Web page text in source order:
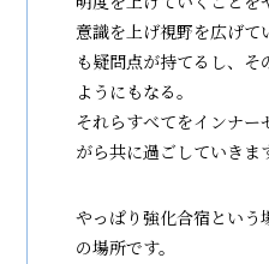
意識を上げ視野を広げて
も疑問点が持てるし、そ
ようにもなる。
それらすべてをインナ
がら共に過ごしていきま
やっぱり強化合宿という
の場所です。